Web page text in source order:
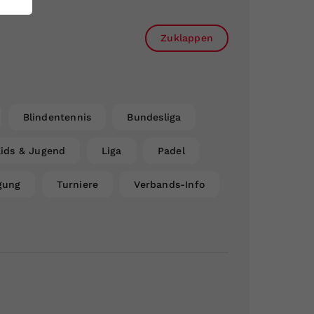
Zuklappen
Blindentennis Bundesliga
& Jugend Liga Padel
Turniere Verbands-Info